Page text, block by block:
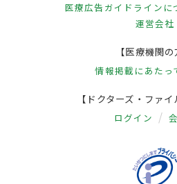
医療広告ガイドラインに
運営会社
【医療機関の
情報掲載にあたっ
【ドクターズ・ファイ
ログイン